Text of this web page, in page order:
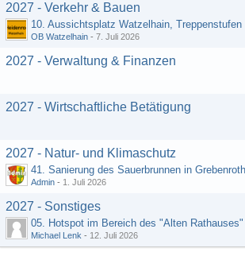
2027 - Verkehr & Bauen
10. Aussichtsplatz Watzelhain, Treppenstufen
OB Watzelhain - 7. Juli 2026
2027 - Verwaltung & Finanzen
2027 - Wirtschaftliche Betätigung
2027 - Natur- und Klimaschutz
41. Sanierung des Sauerbrunnen in Grebenroth
Admin - 1. Juli 2026
2027 - Sonstiges
05. Hotspot im Bereich des "Alten
Michael Lenk - 12. Juli 2026